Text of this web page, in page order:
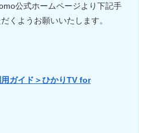
公式ホームページより下記手
くようお願いいたします。
ガイド＞ひかりTV for